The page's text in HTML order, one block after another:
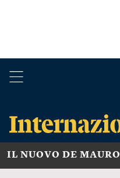
IL NUOVO DE MAURO